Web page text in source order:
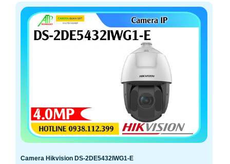
Camera Hikvision DS-2DE5432IWG1-E